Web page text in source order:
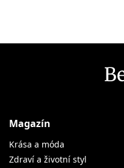
Magazín
Krása a móda
Zdraví a životní styl